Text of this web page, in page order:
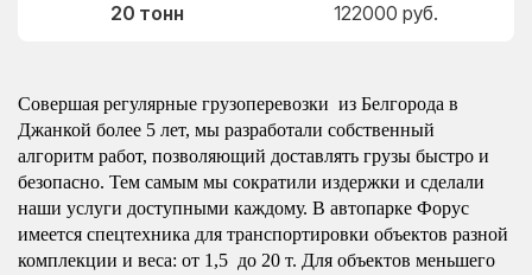
20 тонн 122000 руб.
Совершая регулярные грузоперевозки из Белгорода в
Джанкой более 5 лет, мы разработали собственный
алгоритм работ, позволяющий доставлять грузы быстро и
безопасно. Тем самым мы сократили издержки и сделали
наши услуги доступными каждому. В автопарке Форус
имеется спецтехника для транспортировки объектов разной
комплекции и веса: от 1,5 до 20 т. Для объектов меньшего